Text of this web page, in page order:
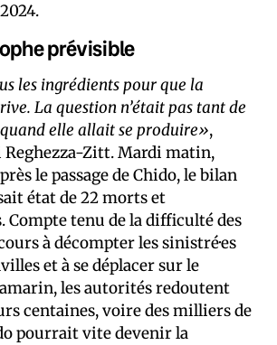
prévisible
les ingrédients pour que la
La question n’était pas tant de
elle allait se produire»,
Reghezza-Zitt. Mardi matin,
le passage de Chido, le bilan
état de 22 morts et
Compte tenu de la difficulté des
à décompter les sinistré·es
et à se déplacer sur le
les autorités redoutent
centaines, voire des milliers de
pourrait vite devenir la